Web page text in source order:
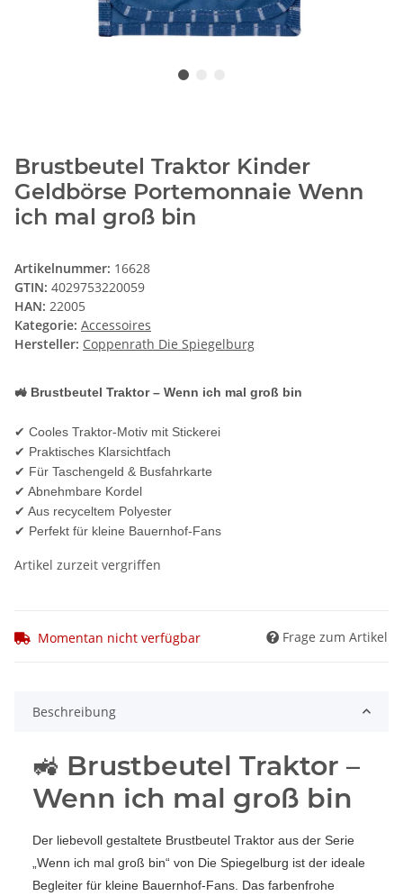
Brustbeutel Traktor Kinder
Geldbörse Portemonnaie Wenn
ich mal groß bin
Artikelnummer: 16628
GTIN: 4029753220059
HAN: 22005
Kategorie: Accessoires
Hersteller: Coppenrath Die Spiegelburg
🚜 Brustbeutel Traktor – Wenn ich mal groß bin
✔ Cooles Traktor-Motiv mit Stickerei
✔ Praktisches Klarsichtfach
✔ Für Taschengeld & Busfahrkarte
✔ Abnehmbare Kordel
✔ Aus recyceltem Polyester
✔ Perfekt für kleine Bauernhof-Fans
Artikel zurzeit vergriffen
Momentan nicht verfügbar Frage zum Artikel
Beschreibung
🚜 Brustbeutel Traktor –
Wenn ich mal groß bin
Der liebevoll gestaltete Brustbeutel Traktor aus der Serie
„Wenn ich mal groß bin“ von Die Spiegelburg ist der ideale
Begleiter für kleine Bauernhof-Fans. Das farbenfrohe